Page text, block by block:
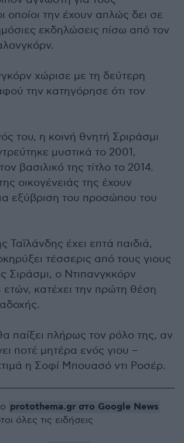
οποίοι την έχουν απλώς δει σε
εκδηλώσεις πίσω από τον
χώρισε με τη δεύτερη
την κατηγόρησε ότι τον
του, η κοινή θνητή Σριράσμι
μυστικά το 2001,
βασιλικό της τίτλο το 2014.
οικογένειάς της έχουν
εξύβριση του προσώπου του
Ταϊλάνδης έχει επτά παιδιά,
τέσσερις από τους γιους
Σιράσμι, ο Ντιπανγκκόρν
ετών, κατέχει την πρώτη θέση
παίξει πλήρως τον ρόλο της, αν
ποτέ μητέρα ενός γιου –
η Σοφί Μπουασό ντι Ροσέρ.
protothema.gr στο Google News
όλες τις ειδήσεις